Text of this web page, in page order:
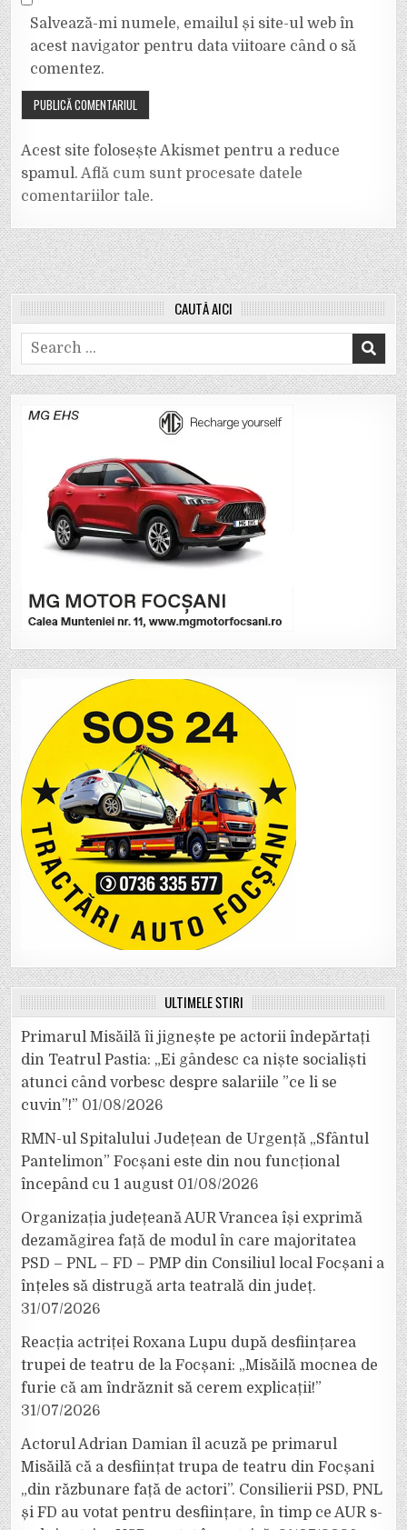
Salvează-mi numele, emailul și site-ul web în
acest navigator pentru data viitoare când o să
comentez.
Acest site folosește Akismet pentru a reduce
spamul. Află cum sunt procesate datele
comentariilor tale.
CAUTĂ AICI
Search
for:
ULTIMELE ȘTIRI
Primarul Misăilă îi jignește pe actorii îndepărtați
din Teatrul Pastia: „Ei gândesc ca niște socialiști
atunci când vorbesc despre salariile ”ce li se
cuvin”!” 01/08/2026
RMN-ul Spitalului Județean de Urgență „Sfântul
Pantelimon” Focșani este din nou funcțional
începând cu 1 august 01/08/2026
Organizația județeană AUR Vrancea își exprimă
dezamăgirea față de modul în care majoritatea
PSD – PNL – FD – PMP din Consiliul local Focșani a
înțeles să distrugă arta teatrală din județ.
31/07/2026
Reacția actriței Roxana Lupu după desființarea
trupei de teatru de la Focșani: „Misăilă mocnea de
furie că am îndrăznit să cerem explicații!”
31/07/2026
Actorul Adrian Damian îl acuză pe primarul
Misăilă că a desființat trupa de teatru din Focșani
„din răzbunare față de actori”. Consilierii PSD, PNL
și FD au votat pentru desființare, în timp ce AUR s-